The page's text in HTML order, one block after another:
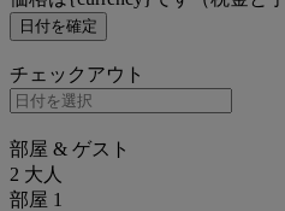
日付を確定
チェックアウト
部屋 & ゲスト
2 大人
部屋 1